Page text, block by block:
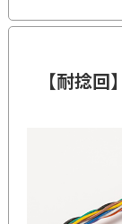
【耐捻回】